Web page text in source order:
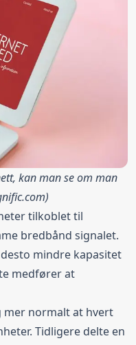
kan man se om man
)
tilkoblet til
bredbånd signalet.
mindre kapasitet
medfører at
mer normalt at hvert
Tidligere delte en